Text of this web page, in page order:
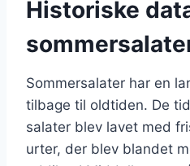
Historiske
Sommersalater har en
tilbage til oldtiden. De
salater blev lavet med
urter, der blev blandet